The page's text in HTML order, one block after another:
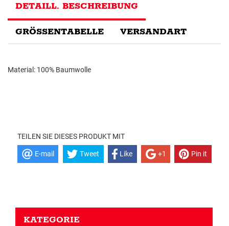
DETAILL. BESCHREIBUNG
GRÖSSENTABELLE VERSANDART
Material: 100% Baumwolle
TEILEN SIE DIESES PRODUKT MIT
E-mail Tweet Like +1 Pin it
KATEGORIE